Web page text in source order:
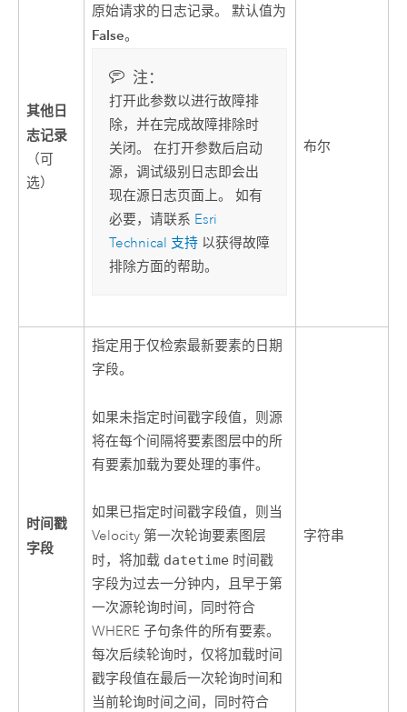
其他日
志记录
（可
选）
原始请求的日志记录。 默认值为
False。
注：
打开此参数以进行故障排
除，并在完成故障排除时
关闭。 在打开参数后启动
源，调试级别日志即会出
现在源日志页面上。 如有
必要，请联系 Esri
Technical 支持以获得故障
排除方面的帮助。
布尔
时间戳
字段
指定用于仅检索最新要素的日期
字段。
如果未指定时间戳字段值，则源
将在每个间隔将要素图层中的所
有要素加载为要处理的事件。
如果已指定时间戳字段值，则当
Velocity 第一次轮询要素图层
时，将加载 datetime 时间戳
字段为过去一分钟内，且早于第
一次源轮询时间，同时符合
WHERE 子句条件的所有要素。
每次后续轮询时，仅将加载时间
戳字段值在最后一次轮询时间和
当前轮询时间之间，同时符合
字符串